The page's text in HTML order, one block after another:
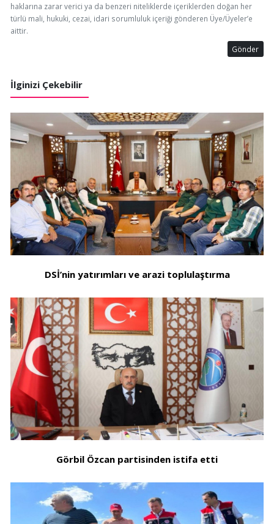
haklarına zarar verici ya da benzeri niteliklerde içeriklerden doğan her
türlü mali, hukuki, cezai, idari sorumluluk içeriği gönderen Üye/Üyeler’e
aittir.
Gönder
İlginizi Çekebilir
DSİ’nin yatırımları ve arazi toplulaştırma
Görbil Özcan partisinden istifa etti